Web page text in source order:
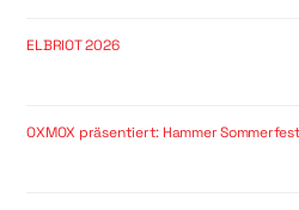
ELBRIOT 2026
OXMOX präsentiert: Hammer